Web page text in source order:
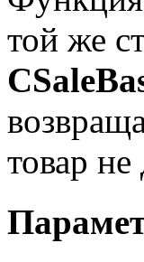
той же
товар